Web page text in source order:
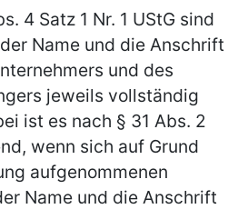
4 Satz 1 Nr. 1 UStG sind
Name und die Anschrift
und des
jeweils vollständig
ist es nach § 31 Abs. 2
wenn sich auf Grund
aufgenommenen
Name und die Anschrift